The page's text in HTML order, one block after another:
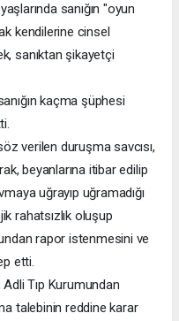
sanığın "oyun
kendilerine cinsel
sanıktan şikayetçi
kaçma şüphesi
verilen duruşma savcısı,
beyanlarına itibar edilip
uğrayıp uğramadığı
rahatsızlık oluşup
rapor istenmesini ve
etti.
Adli Tıp Kurumundan
talebinin reddine karar